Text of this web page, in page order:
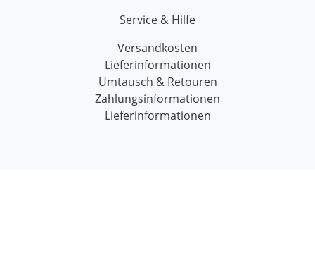
Service & Hilfe
Versandkosten
Lieferinformationen
Umtausch & Retouren
Zahlungsinformationen
Lieferinformationen